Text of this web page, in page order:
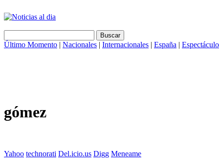
Último Momento | Nacionales | Internacionales | España |
gómez
Yahoo technorati Del.icio.us Digg Meneame